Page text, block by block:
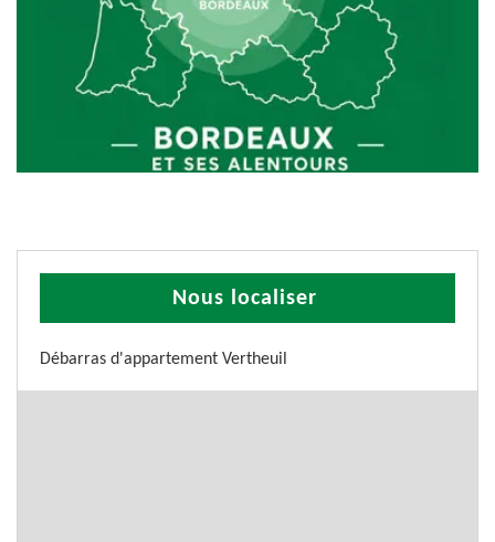
Nous localiser
Débarras d'appartement Vertheuil